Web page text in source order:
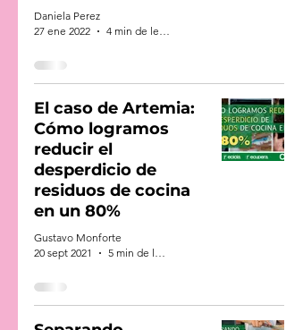
Daniela Perez
27 ene 2022
4 min de lectura
El caso de Artemia:
Cómo logramos
reducir el
desperdicio de
residuos de cocina
en un 80%
Gustavo Monforte
20 sept 2021
5 min de lectura